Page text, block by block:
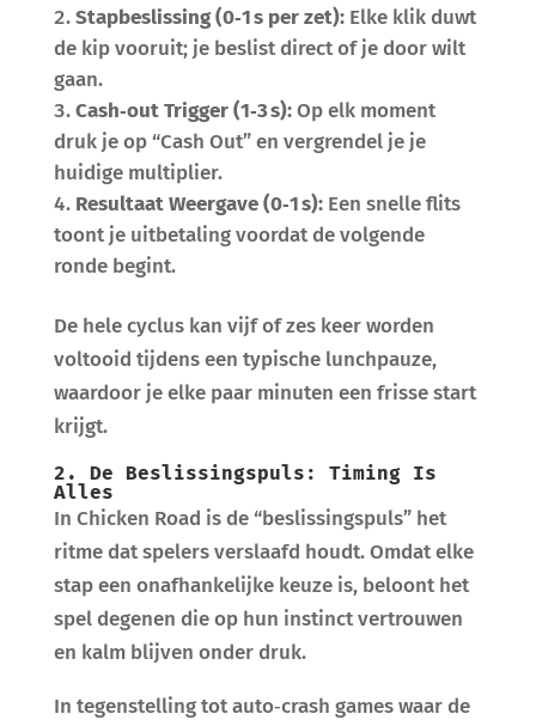
Stapbeslissing (0‑1 s per zet):Elke klik duwt
de kip vooruit; je beslist direct of je door wilt
gaan.
Cash‑out Trigger (1‑3 s):Op elk moment
druk je op “Cash Out” en vergrendel je je
huidige multiplier.
Resultaat Weergave (0‑1 s):Een snelle flits
toont je uitbetaling voordat de volgende
ronde begint.
De hele cyclus kan vijf of zes keer worden
voltooid tijdens een typische lunchpauze,
waardoor je elke paar minuten een frisse start
krijgt.
2. De Beslissingspuls: Timing Is
Alles
In Chicken Road is de “beslissingspuls” het
ritme dat spelers verslaafd houdt. Omdat elke
stap een onafhankelijke keuze is, beloont het
spel degenen die op hun instinct vertrouwen
en kalm blijven onder druk.
In tegenstelling tot auto‑crash games waar de